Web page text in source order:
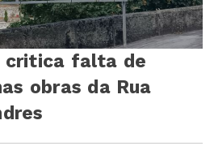
critica falta de
obras da Rua